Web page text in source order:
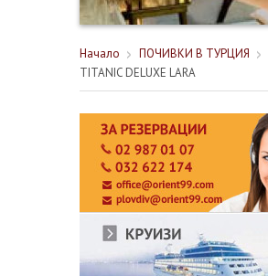
Начало ПОЧИВКИ В ТУРЦИЯ
TITANIC DELUXE LARA